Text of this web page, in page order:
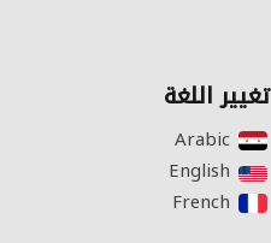
تغيير اللغة
Arabic‎
English‎
French‎